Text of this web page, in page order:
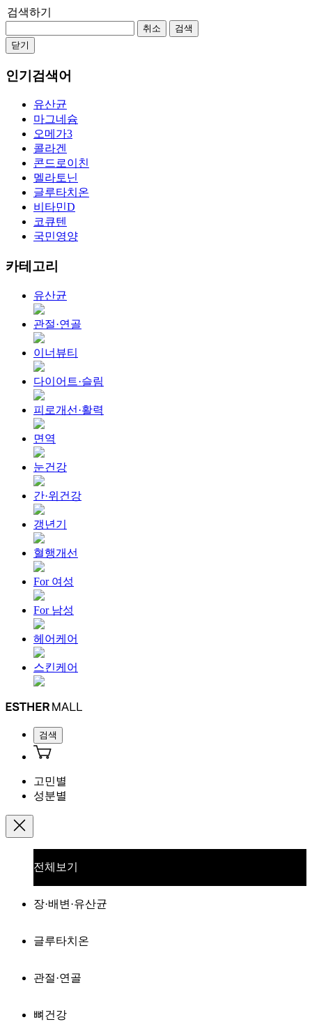
검색하기
취소
검색
닫기
인기검색어
유산균
마그네슘
오메가3
콜라겐
콘드로이친
멜라토닌
글루타치온
비타민D
코큐텐
국민영양
카테고리
유산균
관절·연골
이너뷰티
다이어트·슬림
피로개선·활력
면역
눈건강
간·위건강
갱년기
혈행개선
For 여성
For 남성
헤어케어
스킨케어
검색
고민별
성분별
전체보기
장·배변·유산균
글루타치온
관절·연골
뼈건강